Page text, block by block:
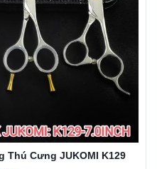
Thú Cưng JUKOMI K129